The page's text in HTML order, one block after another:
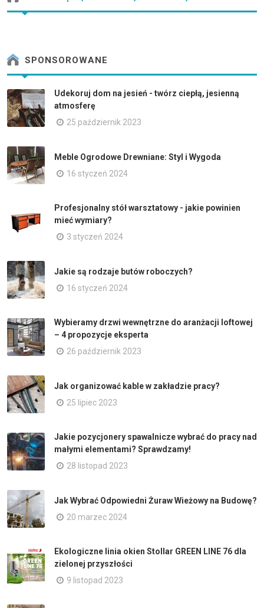
SPONSOROWANE
Udekoruj dom na jesień - twórz ciepłą, jesienną
atmosferę
25 październik 2023
Meble Ogrodowe Drewniane: Styl i Wygoda
16 styczeń 2024
Profesjonalny stół warsztatowy - jakie powinien
mieć wymiary?
3 styczeń 2024
Jakie są rodzaje butów roboczych?
16 styczeń 2024
Wybieramy drzwi wewnętrzne do aranżacji loftowej
– 4 propozycje eksperta
26 październik 2023
Jak organizować kable w zakładzie pracy?
25 lipiec 2023
Jakie pozycjonery spawalnicze wybrać do pracy nad
małymi elementami? Sprawdzamy!
28 listopad 2023
Jak Wybrać Odpowiedni Żuraw Wieżowy na Budowę?
20 marzec 2024
Ekologiczne linia okien Stollar GREEN LINE 76 dla
zielonej przyszłości
9 listopad 2023